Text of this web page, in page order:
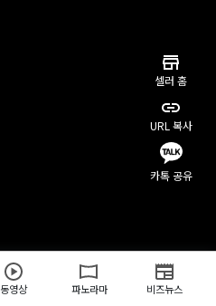
셀러 홈
URL 복사
카톡 공유
동영상 파노라마 비즈뉴스